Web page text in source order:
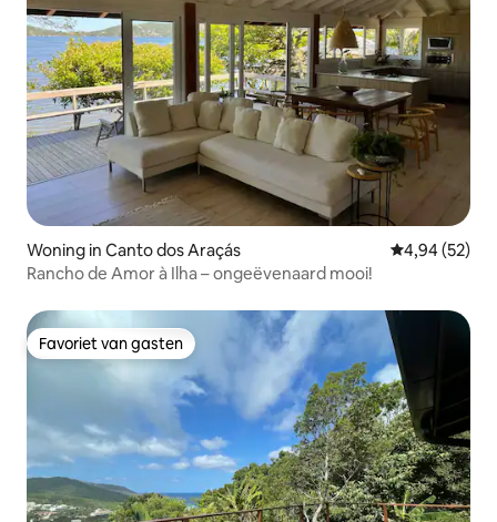
Woning in Canto dos Araçás Gemiddelde
4,94 (52)
Rancho de Amor à Ilha – ongeëvenaard mooi!
Favoriet van gasten
Favoriet van gasten